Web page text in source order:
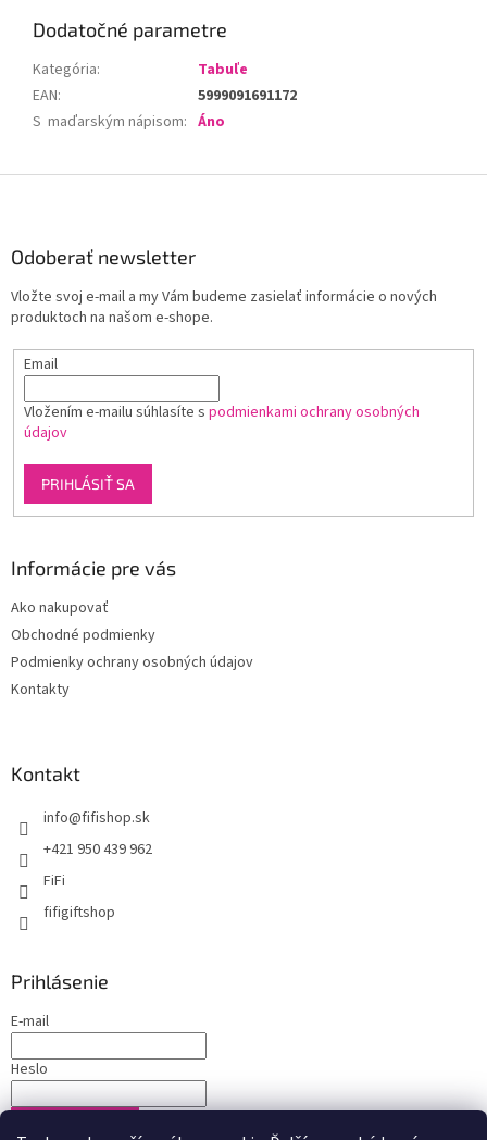
Dodatočné parametre
Kategória:
Tabuľe
EAN:
5999091691172
S maďarským nápisom: Áno
Odoberať newsletter
Vložte svoj e-mail a my Vám budeme zasielať informácie o nových
produktoch na našom e-shope.
Email
Vložením e-mailu súhlasíte s podmienkami ochrany osobných
údajov
PRIHLÁSIŤ SA
Informácie pre vás
Ako nakupovať
Obchodné podmienky
Podmienky ochrany osobných údajov
Kontakty
Kontakt
info@fifishop.sk
+421 950 439 962
FiFi
fifigiftshop
Prihlásenie
E-mail
Heslo